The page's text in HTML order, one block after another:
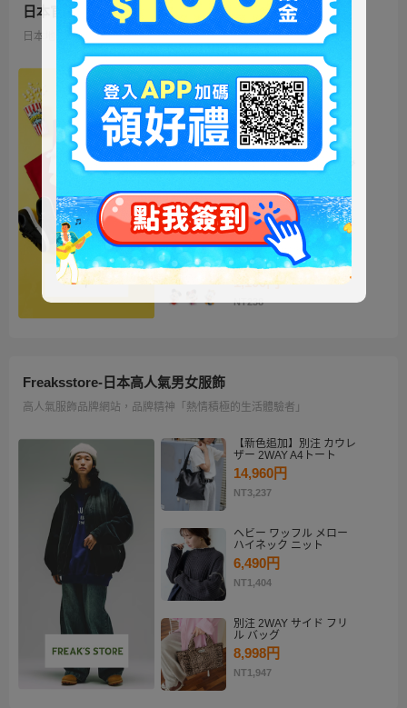
日本官方迪士尼商城
日本地區限定販售的迪士尼商品 多種品類、角色商品供您挑選
ミッキー ファートート
2WAY Fur Tote
4,500円
NT973
ベイマックス ぬいぐるみ
うるぽちゃちゃん
1,300円
NT281
ディズニーキャラクター
シークレットストラップ
迎春コレクション
1,100円
NT238
Freaksstore-日本高人氣男女服飾
高人氣服飾品牌網站，品牌精神「熱情積極的生活體驗者」
【新色追加】別注 カウレ
ザー 2WAY A4トート
14,960円
NT3,237
ヘビー ワッフル メロー
ハイネック ニット
6,490円
NT1,404
別注 2WAY サイド フリ
ル バッグ
8,998円
NT1,947